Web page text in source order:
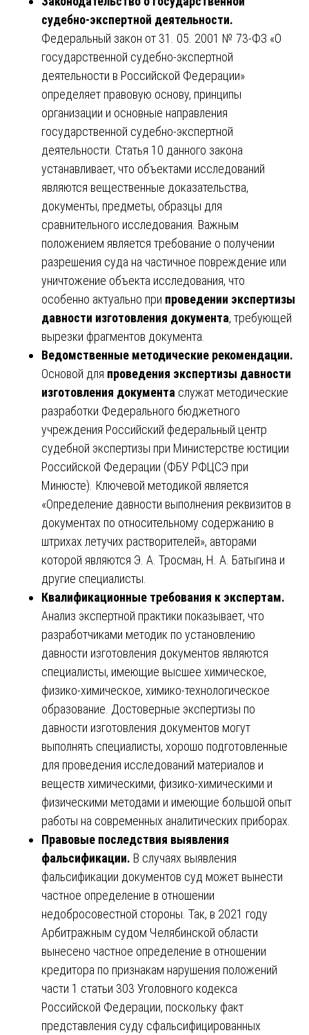
судебно-экспертной деятельности.
Федеральный закон от 31. 05. 2001 № 73-ФЗ «О
государственной судебно-экспертной
деятельности в Российской Федерации»
определяет правовую основу, принципы
организации и основные направления
государственной судебно-экспертной
деятельности. Статья 10 данного закона
устанавливает, что объектами исследований
являются вещественные доказательства,
документы, предметы, образцы для
сравнительного исследования. Важным
положением является требование о получении
разрешения суда на частичное повреждение или
уничтожение объекта исследования, что
особенно актуально при проведении экспертизы
давности изготовления документа, требующей
вырезки фрагментов документа.
Ведомственные методические рекомендации.
Основой для проведения экспертизы давности
изготовления документа служат методические
разработки Федерального бюджетного
учреждения Российский федеральный центр
судебной экспертизы при Министерстве юстиции
Российской Федерации (ФБУ РФЦСЭ при
Минюсте). Ключевой методикой является
«Определение давности выполнения реквизитов в
документах по относительному содержанию в
штрихах летучих растворителей», авторами
которой являются Э. А. Тросман, Н. А. Батыгина и
другие специалисты.
Квалификационные требования к экспертам.
Анализ экспертной практики показывает, что
разработчиками методик по установлению
давности изготовления документов являются
специалисты, имеющие высшее химическое,
физико-химическое, химико-технологическое
образование. Достоверные экспертизы по
давности изготовления документов могут
выполнять специалисты, хорошо подготовленные
для проведения исследований материалов и
веществ химическими, физико-химическими и
физическими методами и имеющие большой опыт
работы на современных аналитических приборах.
Правовые последствия выявления
фальсификации. В случаях выявления
фальсификации документов суд может вынести
частное определение в отношении
недобросовестной стороны. Так, в 2021 году
Арбитражным судом Челябинской области
вынесено частное определение в отношении
кредитора по признакам нарушения положений
части 1 статьи 303 Уголовного кодекса
Российской Федерации, поскольку факт
представления суду сфальсифицированных